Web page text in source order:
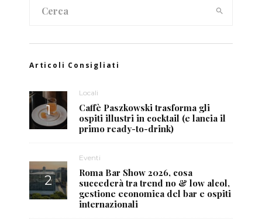
Articoli Consigliati
Locali
Caffè Paszkowski trasforma gli
ospiti illustri in cocktail (e lancia il
primo ready-to-drink)
Eventi
Roma Bar Show 2026, cosa
succederà tra trend no & low alcol,
gestione economica del bar e ospiti
internazionali